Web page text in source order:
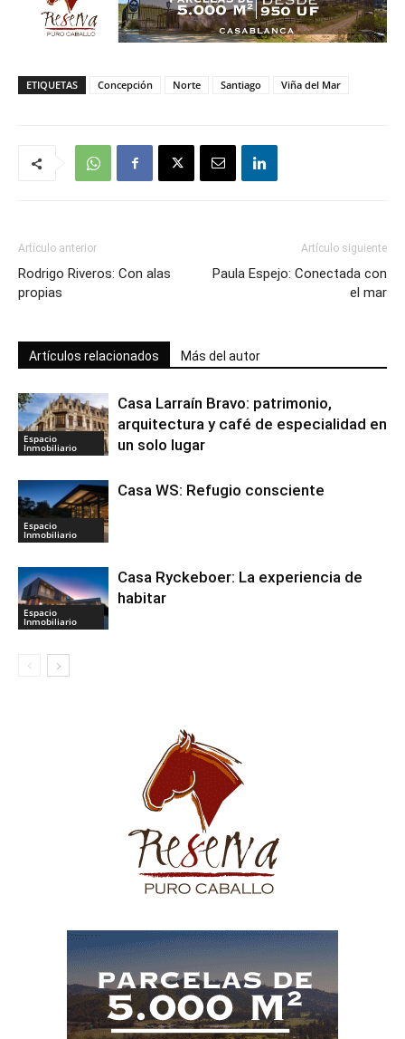
ETIQUETAS Concepción Norte Santiago Viña del Mar
Artículo anterior
Rodrigo Riveros: Con alas
propias
Artículo siguiente
Paula Espejo: Conectada con
el mar
Artículos relacionados Más del autor
Espacio
Inmobiliario
Casa Larraín Bravo: patrimonio,
arquitectura y café de especialidad en
un solo lugar
Espacio
Inmobiliario
Casa WS: Refugio consciente
Espacio
Inmobiliario
Casa Ryckeboer: La experiencia de
habitar